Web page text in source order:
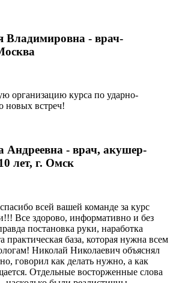
- врач-
организацию курса по ударно-
новых встреч!
Андреевна - врач, акушер-
лет, г. Омск
всей вашей команде за курс
Все здорово, информативно и без
постановка руки, наработка
практическая база, которая нужна всем
Николай Николаевич объяснял
говорил как делать нужно, а как
Отдельные восторженные слова